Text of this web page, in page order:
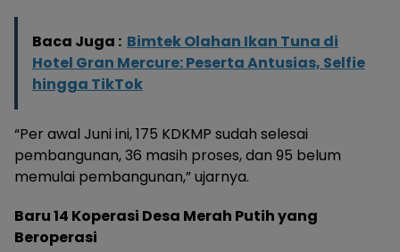
Baca Juga : Bimtek Olahan Ikan Tuna di
Hotel Gran Mercure: Peserta Antusias, Selfie
hingga TikTok
“Per awal Juni ini, 175 KDKMP sudah selesai
pembangunan, 36 masih proses, dan 95 belum
memulai pembangunan,” ujarnya.
Baru 14 Koperasi Desa Merah Putih yang
Beroperasi